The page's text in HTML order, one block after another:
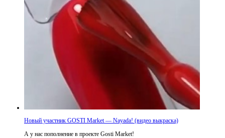
Новый участник GOSTI Market — Nayada! (видео выкраска)
А у нас пополнение в проекте Gosti Market!